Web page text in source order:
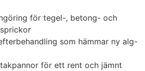
för tegel-, betong- och
som hämmar ny alg-
för ett rent och jämnt